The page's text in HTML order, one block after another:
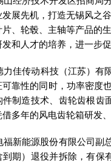
发展先机，打造无锡风之
片、轮毂、主轴等产品的
和人才的培养，进一步
传动科技（江苏）有限
可靠性的同时，功率密度
件制造技术、齿轮齿根齿
借多年的风电齿轮箱研发
新能源股份有限公司副
到期）退役并拆除，有保